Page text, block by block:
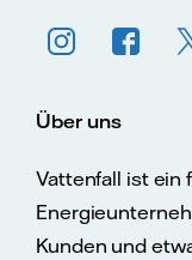
Über uns
Vattenfall ist ein
Kunden und